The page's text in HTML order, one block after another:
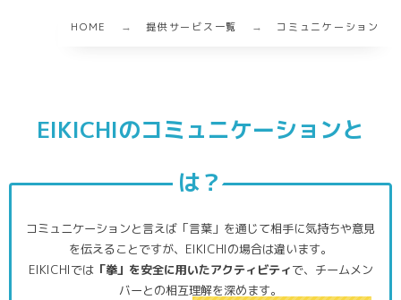
HOME 提供サービス一覧 コミュニケーション
EIKICHIのコミュニケーションと
は？
コミュニケーションと言えば「言葉」を通じて相手に気持ちや意見
を伝えることですが、EIKICHIの場合は違います。
EIKICHIでは「拳」を安全に用いたアクティビティで、チームメン
バーとの相互理解を深めます。